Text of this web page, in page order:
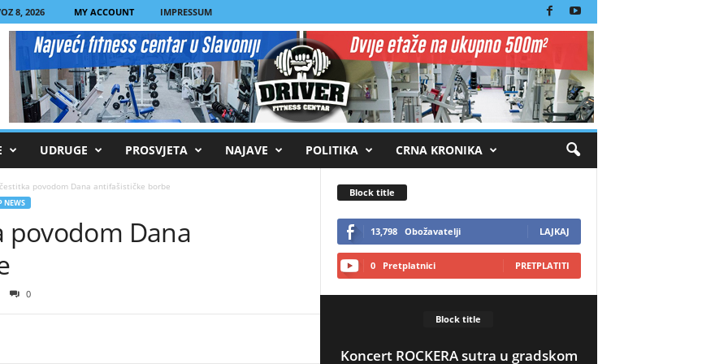
8, 2026 MY ACCOUNT IMPRESSUM
UDRUGE PROSVJETA NAJAVE POLITIKA CRNA KRONIKA
povodom Dana antifašističke borbe
NEWS
povodom Dana
0
Block title
13,798 Obožavatelji LAJKAJ
0 Pretplatnici PRETPLATITI
Block title
Koncert ROCKERA sutra u gradskom